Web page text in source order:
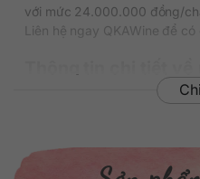
với mức 24.000.000 đồng/
Liên hệ ngay QKAWine để